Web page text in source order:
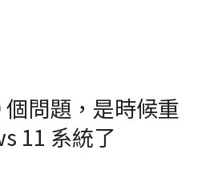
問題，是時候重
11 系統了